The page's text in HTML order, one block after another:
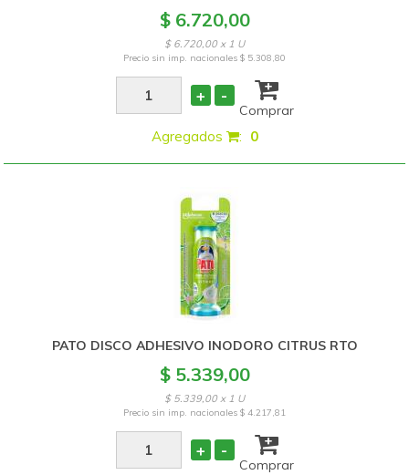
$ 6.720,00
$ 6.720,00 x 1 U
Precio sin imp. nacionales$ 5.308,80
+ -
Comprar
Agregados : 0
PATO DISCO ADHESIVO INODORO CITRUS RTO
$ 5.339,00
$ 5.339,00 x 1 U
Precio sin imp. nacionales$ 4.217,81
+ -
Comprar